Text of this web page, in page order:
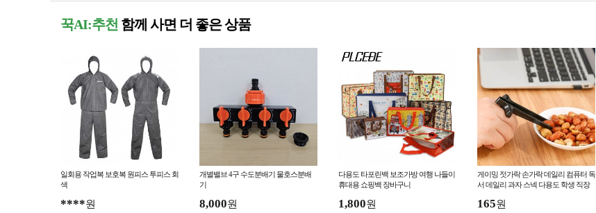
꾹AI:추천 함께 사면 더 좋은 상품
일회용 작업복 보호복 원피스 투피스 회
색
****원
개별밸브 4구 수도분배기 물호스분배
기
8,000원
다용도 타포린백 보조가방 여행 나들이
휴대용 쇼핑백 장바구니
1,800원
게이밍 젓가락 손가락 데일리 컴퓨터 독
서 데일리 과자 스넥 다용도 학생 직장
165원